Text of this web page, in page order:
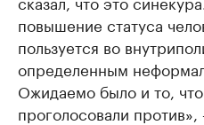
повышение статуса
пользуется во
определенным
Ожидаемо было и то,
проголосовали